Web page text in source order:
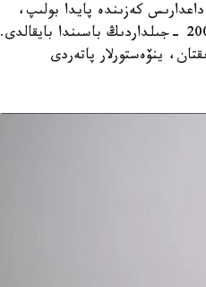
ەكونوميكالىق داعدارىس كەزىندە پايدا بولىپ،
كەيىن الەمنىڭ كوپتەگەن ەلىنە تارادى. قازاقستاندا ونىڭ العاشقى بەلگىلەرى 2000 -جىلداردىڭ باسىندا بايقالدى.
ينۆەستورلار پاتەردى